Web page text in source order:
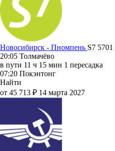
Новосибирск - Пномпень S7 5701
20:05 Толмачёво
в пути 11 ч 15 мин 1 пересадка
07:20 Покэнтонг
Найти
от 45 713 ₽ 14 марта 2027